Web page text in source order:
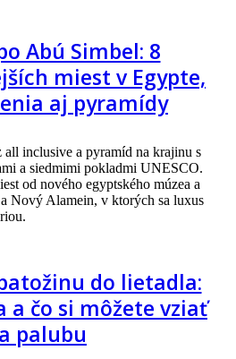
Abú Simbel: 8
miest v Egypte,
aj pyramídy
inclusive a pyramíd na krajinu s
a siedmimi pokladmi UNESCO.
od nového egyptského múzea a
Nový Alamein, v ktorých sa luxus
do lietadla:
a čo si môžete vziať
palubu